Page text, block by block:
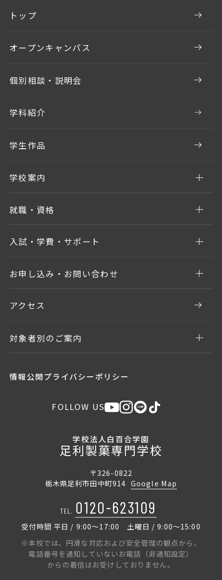
トップ
オープンキャンパス
個別相談・説明会
学科紹介
学生作品
学校案内
就職・資格
入試・学費・サポート
お申し込み・お問い合わせ
アクセス
対象者別のご案内
情報公開プライバシーポリシー
FOLLOW US
学校法人白百合学園
足利製菓専門学校
〒326-0822
栃木県足利市田中町914 Google Map
TEL. 0120-623109
受付時間 平日 / 9:00〜17:00 土曜日 / 9:00〜15:00
※本校では、円滑な対応および安全管理の観点から、
電話番号を通知していないお電話（非通知設定）
からの着信はお受けしておりません。